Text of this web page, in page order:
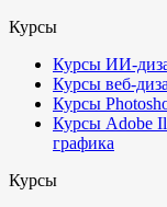
Курсы
Курсы ИИ-
Курсы веб-
Курсы
Курсы Adobe
графика
Курсы